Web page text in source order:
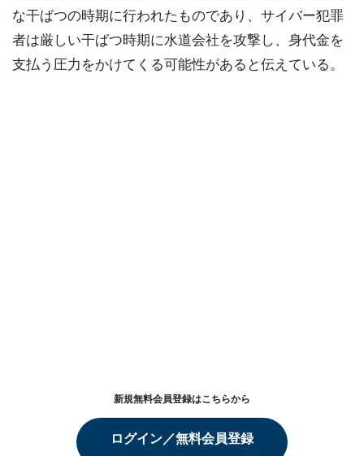
な干ばつの時期に行われたものであり、サイバー犯罪
者は厳しい干ばつ時期に水道会社を攻撃し、身代金を
支払う圧力をかけてくる可能性があると伝えている。
新規無料会員登録はこちらから
ログイン／無料会員登録